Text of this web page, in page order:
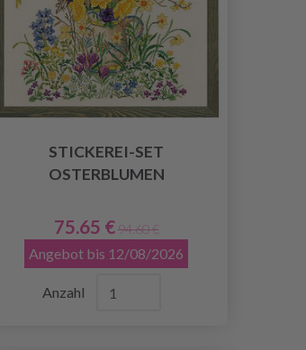
STICKEREI-SET
OSTERBLUMEN
75.65 € 94.60 €
Angebot bis 12/08/2026
Anzahl